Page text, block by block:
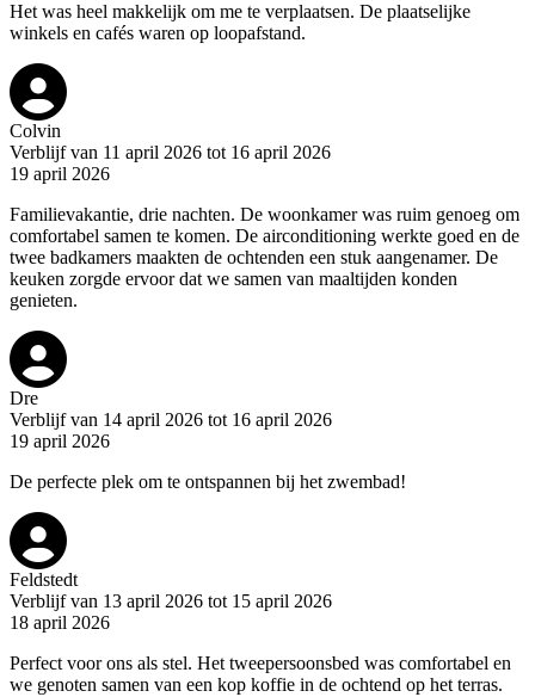
Het was heel makkelijk om me te verplaatsen. De plaatselijke
winkels en cafés waren op loopafstand.
Colvin
Verblijf van 11 april 2026 tot 16 april 2026
19 april 2026
Familievakantie, drie nachten. De woonkamer was ruim genoeg om
comfortabel samen te komen. De airconditioning werkte goed en de
twee badkamers maakten de ochtenden een stuk aangenamer. De
keuken zorgde ervoor dat we samen van maaltijden konden
genieten.
Dre
Verblijf van 14 april 2026 tot 16 april 2026
19 april 2026
De perfecte plek om te ontspannen bij het zwembad!
Feldstedt
Verblijf van 13 april 2026 tot 15 april 2026
18 april 2026
Perfect voor ons als stel. Het tweepersoonsbed was comfortabel en
we genoten samen van een kop koffie in de ochtend op het terras.